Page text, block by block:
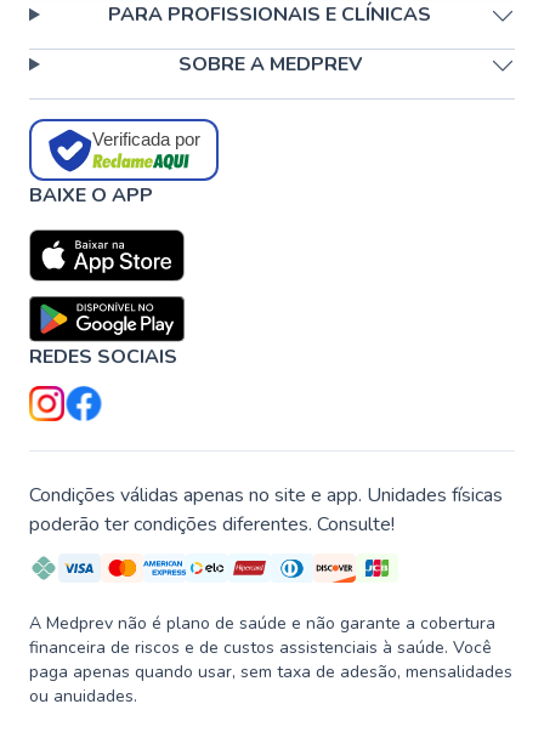
PARA PROFISSIONAIS E CLÍNICAS
SOBRE A MEDPREV
Verificada por
BAIXE O APP
REDES SOCIAIS
Condições válidas apenas no site e app. Unidades físicas
poderão ter condições diferentes. Consulte!
A Medprev não é plano de saúde e não garante a cobertura
financeira de riscos e de custos assistenciais à saúde. Você
paga apenas quando usar, sem taxa de adesão, mensalidades
ou anuidades.